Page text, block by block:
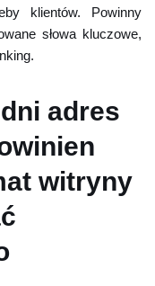
klientów. Powinny
słowa kluczowe,
adres
witryny